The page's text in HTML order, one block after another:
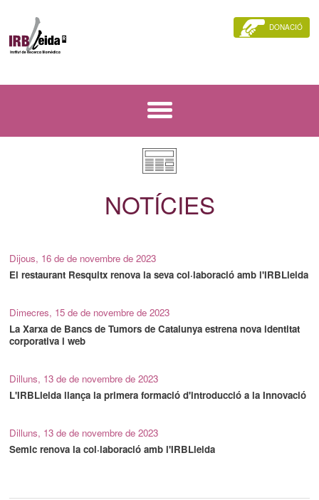
DONACIÓ
NOTÍCIES
Dijous, 16 de de novembre de 2023
El restaurant Resquitx renova la seva col·laboració amb l'IRBLleida
Dimecres, 15 de de novembre de 2023
La Xarxa de Bancs de Tumors de Catalunya estrena nova identitat
corporativa i web
Dilluns, 13 de de novembre de 2023
L'IRBLleida llança la primera formació d'introducció a la Innovació
Dilluns, 13 de de novembre de 2023
Semic renova la col·laboració amb l'IRBLleida